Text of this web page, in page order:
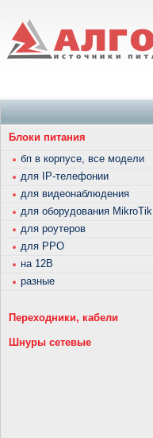
Блоки питания
бп в корпусе, все модели
для IP-телефонии
для видеонаблюдения
для оборудования MikroTik
для роутеров
для РРО
на 12В
разные
Переходники, кабели
Шнуры сетевые